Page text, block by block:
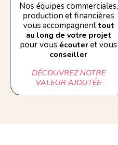
Nos équipes commerciales,
production et financières
vous accompagnenttout
au long de votre projet
pour vous écouteret vous
conseiller
DÉCOUVREZ NOTRE
VALEUR AJOUTÉE